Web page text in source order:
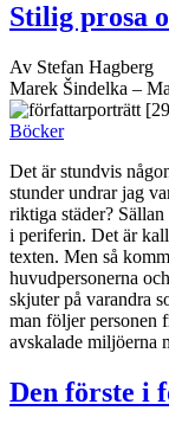
Stilig prosa
Av Stefan Hagberg
Marek Šindelka –
Böcker
Det är stundvis
stunder undrar jag
riktiga städer?
i periferin. Det är
texten. Men så
huvudpersonerna
skjuter på varandra
man följer personen
avskalade miljöerna
Den förste i